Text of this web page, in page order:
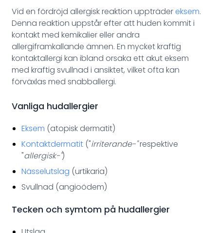
Vid en fördröjd allergisk reaktion uppträdereksem.
Denna reaktion uppstår efter att huden kommit i
kontakt med kemikalier eller andra
allergiframkallande ämnen. En mycket kraftig
kontaktallergi kan ibland orsaka ett akut eksem
med kraftig svullnad i ansiktet, vilket ofta kan
förväxlas med snabballergi.
Vanliga hudallergier
Eksem (atopisk dermatit)
Kontaktdermatit ("irriterande-"respektive
"allergisk-")
Nässelutslag (urtikaria)
Svullnad (angioödem)
Tecken och symtom på hudallergier